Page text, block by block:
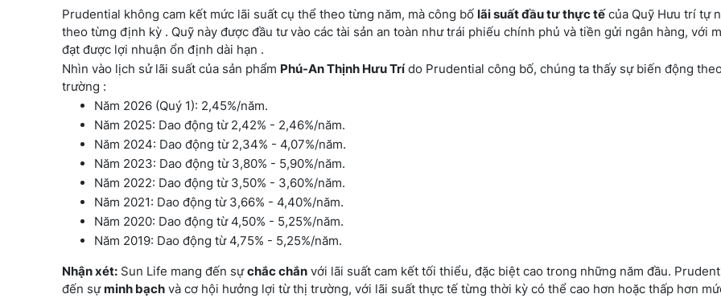
Prudential không cam kết mức lãi suất cụ thể theo từng năm, mà công bố lãi suất đầu tư thực tếcủa Quỹ Hưu trí tự
theo từng định kỳ . Quỹ này được đầu tư vào các tài sản an toàn như trái phiếu chính phủ và tiền gửi ngân hàng, với
đạt được lợi nhuận ổn định dài hạn .
Nhìn vào lịch sử lãi suất của sản phẩm Phú-An Thịnh Hưu Trído Prudential công bố, chúng ta thấy sự biến động
trường :
Năm 2026 (Quý 1): 2,45%/năm.
Năm 2025: Dao động từ 2,42% - 2,46%/năm.
Năm 2024: Dao động từ 2,34% - 4,07%/năm.
Năm 2023: Dao động từ 3,80% - 5,90%/năm.
Năm 2022: Dao động từ 3,50% - 3,60%/năm.
Năm 2021: Dao động từ 3,66% - 4,40%/năm.
Năm 2020: Dao động từ 4,50% - 5,25%/năm.
Năm 2019: Dao động từ 4,75% - 5,25%/năm.
Nhận xét: Sun Life mang đến sựchắc chắn với lãi suất cam kết tối thiểu, đặc biệt cao trong những năm đầu.
đến sự minh bạch và cơ hội hưởng lợi từ thị trường, với lãi suất thực tế từng thời kỳ có thể cao hơn hoặc thấp hơn